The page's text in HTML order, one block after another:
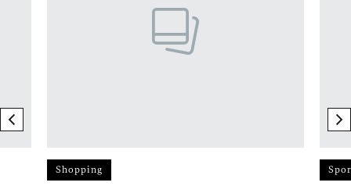
previous element
Shopping